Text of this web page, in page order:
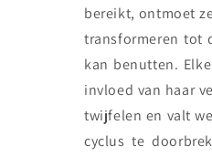
bereikt, ontmoet
transformeren tot
kan benutten.
invloed van haar
twijfelen en valt
cyclus te